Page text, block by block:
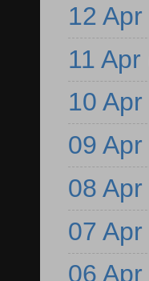
12 Apr
11 Apr
10 Apr
09 Apr
08 Apr
07 Apr
06 Apr